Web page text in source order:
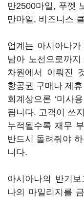
만2500마일, 푸껫
만마일, 비즈니스
업계는 아시아나
남아 노선으로까
차원에서 이뤄진
항공권 구매나 제
회계상으론 ‘미사
됩니다. 고객이 쓰
누적될수록 재무
반드시 돌려줘야
니다.
아시아나의 반기
나의 마일리지를